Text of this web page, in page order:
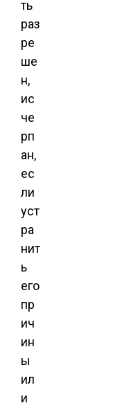
ть
раз
ре
ше
н,
ис
че
рп
ан,
ес
ли
уст
ра
нит
ь
его
пр
ич
ин
ы
ил
и